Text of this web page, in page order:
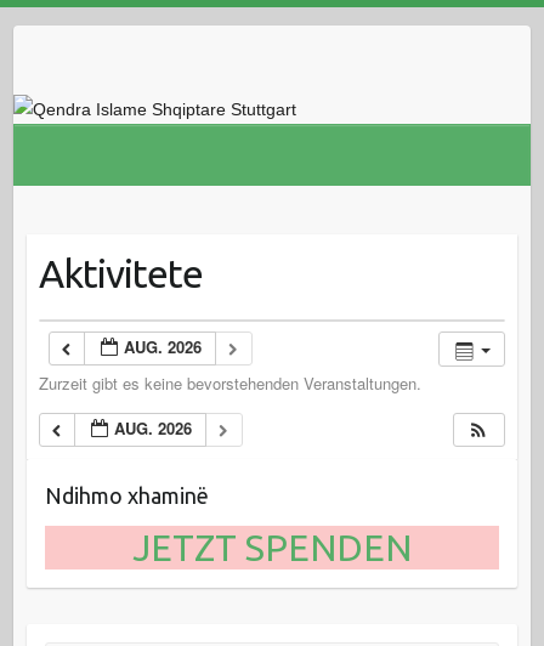
Aktivitete
AUG. 2026
Zurzeit gibt es keine bevorstehenden Veranstaltungen.
AUG. 2026
Ndihmo xhaminë
JETZT SPENDEN